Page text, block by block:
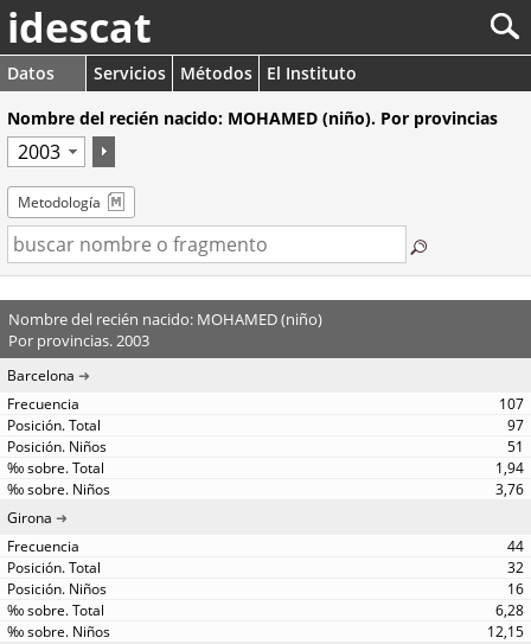
idescat
Datos Servicios Métodos
El Instituto
Nombre del recién nacido: MOHAMED (niño). Por provincias
Metodología
Nombre del recién nacido: MOHAMED (niño)
Por provincias. 2003
Barcelona
107
97
51
1,94
3,76
Girona
44
32
16
6,28
12,15